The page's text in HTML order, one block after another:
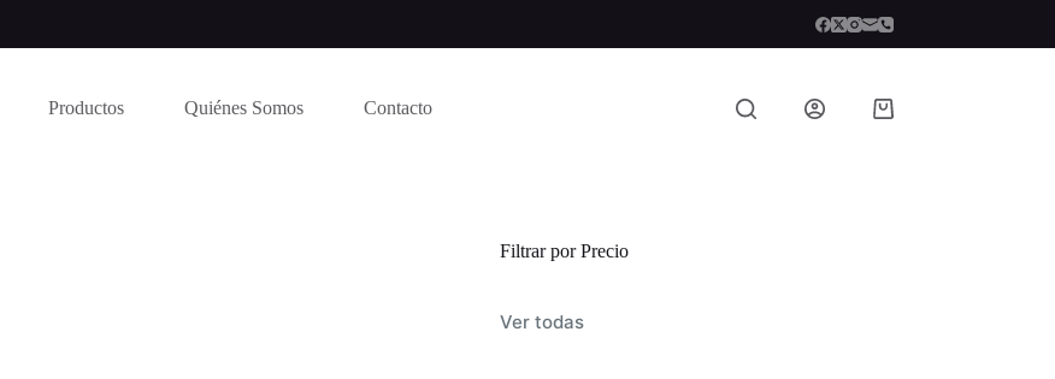
Productos Quiénes Somos Contacto
Carro
Filtrar por Precio
Ver todas